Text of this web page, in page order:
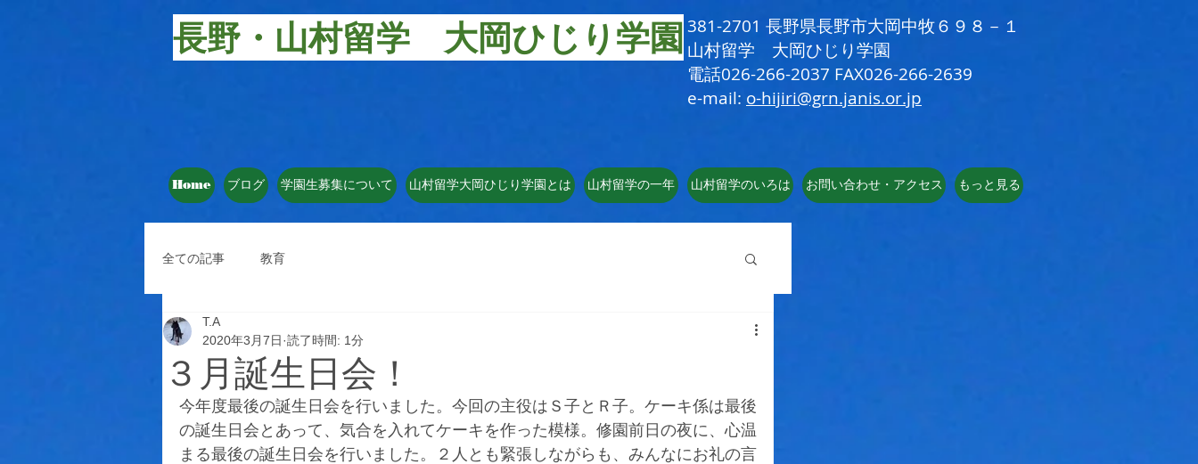
長野・山村留学 大岡ひじり学園381-2701 長野県長野市大岡中牧６９８－１
​山村留学 大岡ひじり学園
電話026-266-2037 FAX026-266-2639
e-mail: o-hijiri@grn.janis.or.jp
Home ブログ 学園生募集について 山村留学大岡ひじり学園とは 山村留学の一年 山村留学のいろは お問い合わせ・アクセス もっと見る
全ての記事 教育
３月誕生日会！
T.A
2020年3月7日 読了時間: 1分
今年度最後の誕生日会を行いました。今回の主役はＳ子とＲ子。ケーキ係は最後
の誕生日会とあって、気合を入れてケーキを作った模様。修園前日の夜に、心温
まる最後の誕生日会を行いました。２人とも緊張しながらも、みんなにお礼の言